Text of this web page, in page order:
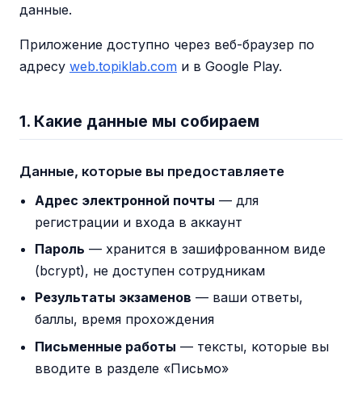
данные.
Приложение доступно через веб-браузер по
адресу web.topiklab.com и в Google Play.
1. Какие данные мы собираем
Данные, которые вы предоставляете
Адрес электронной почты — для
регистрации и входа в аккаунт
Пароль — хранится в зашифрованном виде
(bcrypt), не доступен сотрудникам
Результаты экзаменов — ваши ответы,
баллы, время прохождения
Письменные работы — тексты, которые вы
вводите в разделе «Письмо»